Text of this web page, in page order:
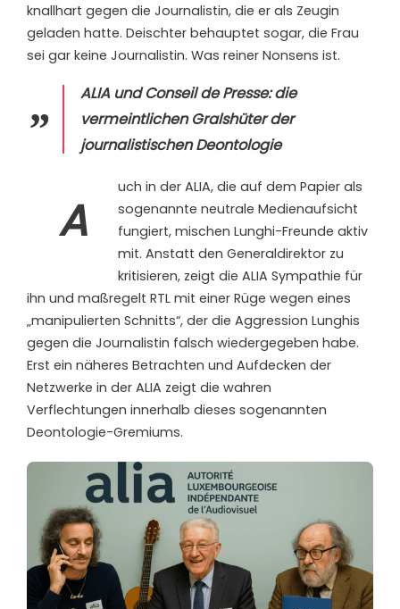
knallhart gegen die Journalistin, die er als Zeugin
geladen hatte. Deischter behauptet sogar, die Frau
sei gar keine Journalistin. Was reiner Nonsens ist.
ALIA und Conseil de Presse: die
vermeintlichen Gralshüter der
journalistischen Deontologie
A
uch in der ALIA, die auf dem Papier als
sogenannte neutrale Medienaufsicht
fungiert, mischen Lunghi-Freunde aktiv
mit. Anstatt den Generaldirektor zu
kritisieren, zeigt die ALIA Sympathie für
ihn und maßregelt RTL mit einer Rüge wegen eines
„manipulierten Schnitts“, der die Aggression Lunghis
gegen die Journalistin falsch wiedergegeben habe.
Erst ein näheres Betrachten und Aufdecken der
Netzwerke in der ALIA zeigt die wahren
Verflechtungen innerhalb dieses sogenannten
Deontologie-Gremiums.